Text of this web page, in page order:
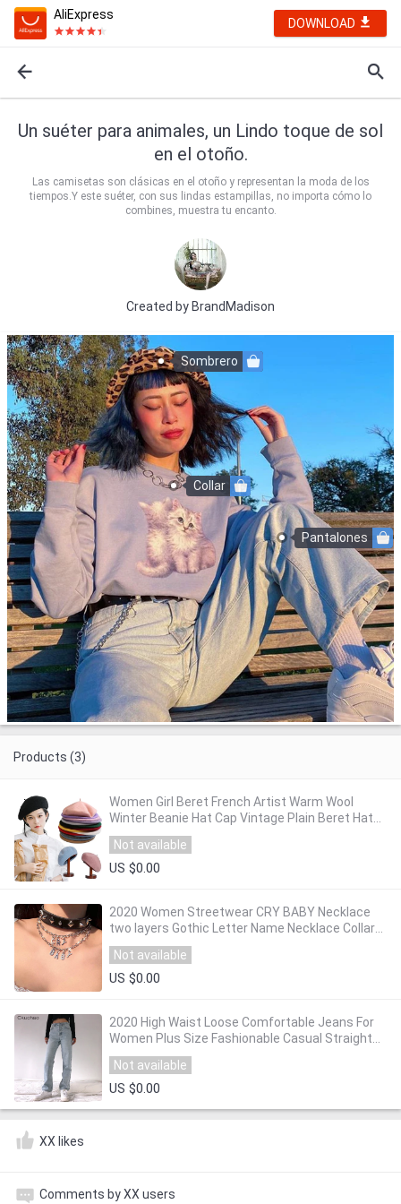
AliExpress
DOWNLOAD
Un suéter para animales, un Lindo toque de sol
en el otoño.
Las camisetas son clásicas en el otoño y representan la moda de los
tiempos.Y este suéter, con sus lindas estampillas, no importa cómo lo
combines, muestra tu encanto.
Created byBrandMadison
Sombrero
Collar
Pantalones
Products (3)
Women Girl Beret French Artist Warm Wool
Winter Beanie Hat Cap Vintage Plain Beret Hats
Solid Color Elegant Lady Winter Caps
Not available
US $0.00
2020 Women Streetwear CRY BABY Necklace
two layers Gothic Letter Name Necklace Collar
Gato Collier Femme Babygirl Necklace Gifts
Not available
US $0.00
2020 High Waist Loose Comfortable Jeans For
Women Plus Size Fashionable Casual Straight
Pants Mom Jeans Washed Boyfriend Jeans
Not available
US $0.00
XX likes
Comments by XX users